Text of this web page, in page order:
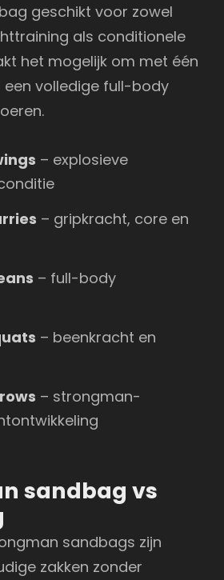
geschikt voor zowel
als conditionele
het mogelijk om met één
volledige full-body
– explosieve
– gripkracht, core en
– full-body
– beenkracht en
– strongman-
sandbag vs
sandbags zijn
zakken zonder